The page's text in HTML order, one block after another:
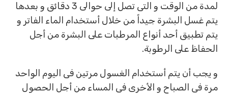
لمدة من الوقت و التى تصل إلى حوالى 3 دقائق و بعدها
يتم غسل البشرة جيداً من خلال أستخدام الماء الفاتر و
يتم تطبيق أحد أنواع المرطبات على البشرة من أجل
الحفاظ على الرطوبة.
و يجب أن يتم أستخدام الغسول مرتين فى اليوم الواحد
مرة فى الصباح و الأخرى فى المساء من أجل الحصول